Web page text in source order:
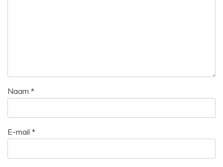
Naam *
E-mail *